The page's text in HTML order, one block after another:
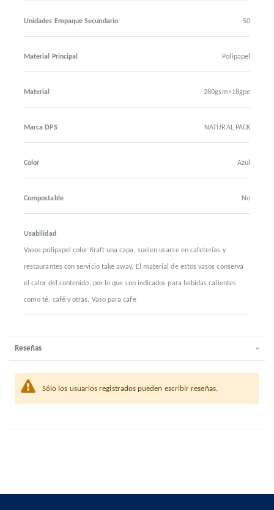
Unidades Empaque Secundario 50
Material Principal Polipapel
Material 280gsm+18gpe
Marca DPS NATURAL PACK
Color Azul
Compostable No
Usabilidad
Vasos polipapel color Kraft una capa, suelen usarse en cafeterías y
restaurantes con servicio take away. El material de estos vasos conserva
el calor del contenido, por lo que son indicados para bebidas calientes
como té, café y otras. Vaso para cafe
Reseñas
Sólo los usuarios registrados pueden escribir reseñas.